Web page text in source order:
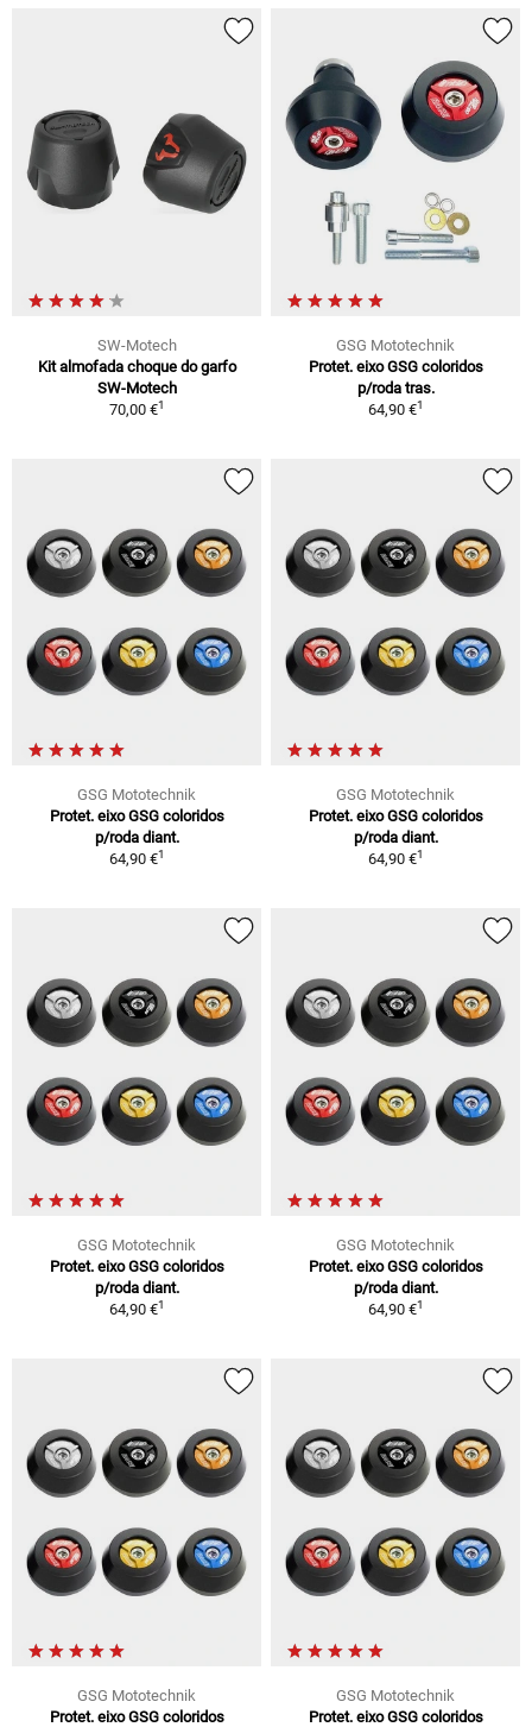
SW-Motech
Kit almofada choque do garfo
SW-Motech
70,00 €1
GSG Mototechnik
Protet. eixo GSG coloridos
p/roda tras.
64,90 €1
GSG Mototechnik
Protet. eixo GSG coloridos
p/roda diant.
64,90 €1
GSG Mototechnik
Protet. eixo GSG coloridos
p/roda diant.
64,90 €1
GSG Mototechnik
Protet. eixo GSG coloridos
p/roda diant.
64,90 €1
GSG Mototechnik
Protet. eixo GSG coloridos
p/roda diant.
64,90 €1
GSG Mototechnik
Protet. eixo GSG coloridos
GSG Mototechnik
Protet. eixo GSG coloridos